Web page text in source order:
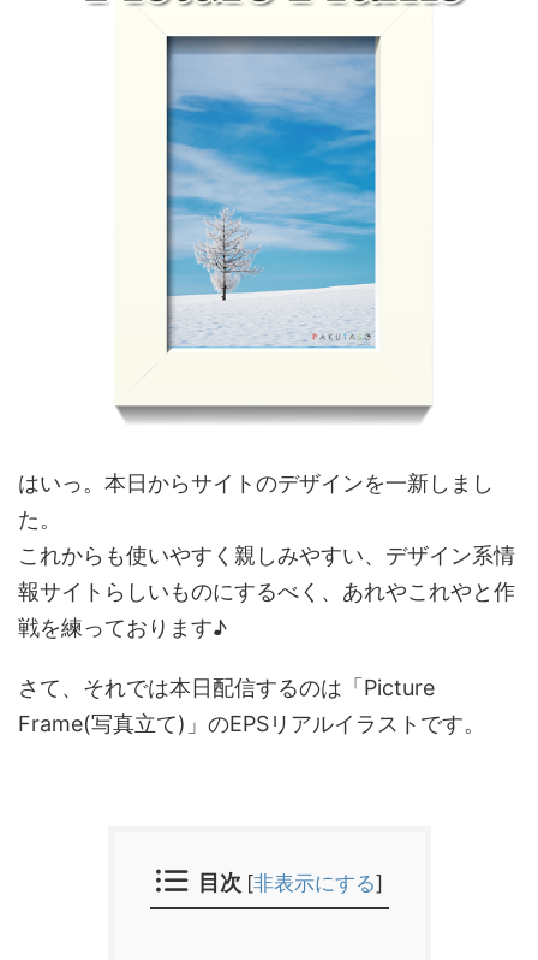
はいっ。本日からサイトのデザインを一新しまし
た。
これからも使いやすく親しみやすい、デザイン系情
報サイトらしいものにするべく、あれやこれやと作
戦を練っております♪
さて、それでは本日配信するのは「Picture
Frame(写真立て)」のEPSリアルイラストです。
目次 [非表示にする]